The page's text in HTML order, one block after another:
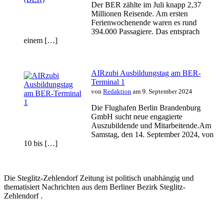
Der BER zählte im Juli knapp 2,37
Millionen Reisende. Am ersten
Ferienwochenende waren es rund
394.000 Passagiere. Das entsprach
einem […]
AIRzubi Ausbildungstag am BER-
Terminal 1
von Redaktion am 9. September 2024
Die Flughafen Berlin Brandenburg
GmbH sucht neue engagierte
Auszubildende und Mitarbeitende.Am
Samstag, den 14. September 2024, von
10 bis […]
Die Steglitz-Zehlendorf Zeitung ist politisch unabhängig und
thematisiert Nachrichten aus dem Berliner Bezirk Steglitz-
Zehlendorf .